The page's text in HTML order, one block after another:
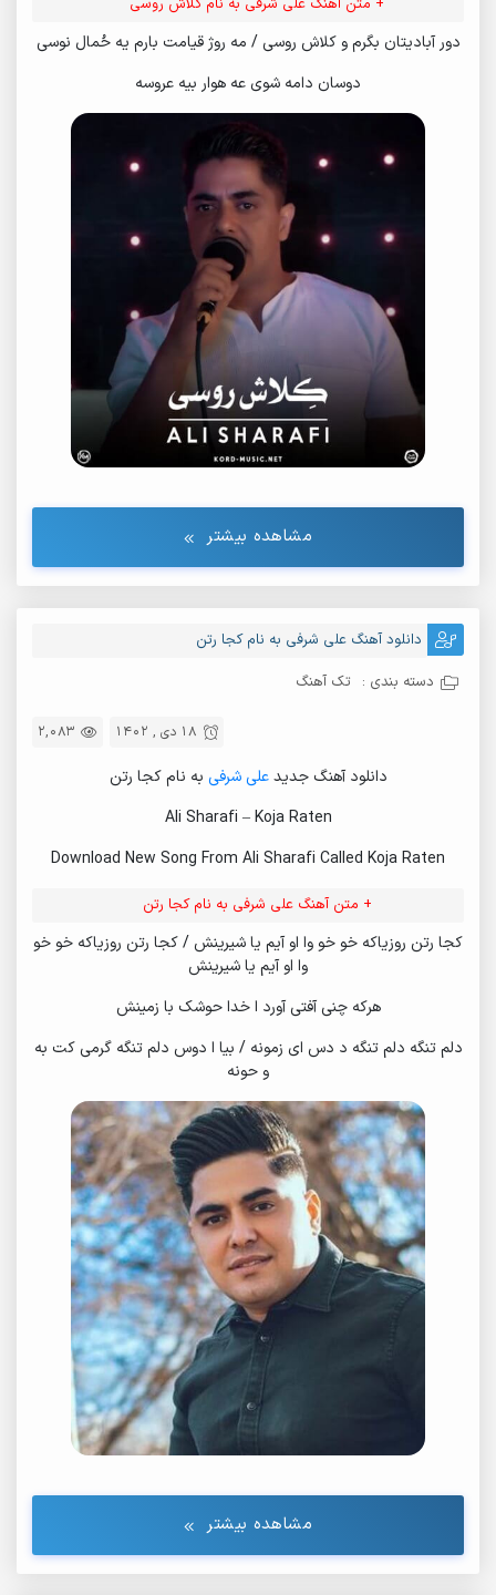
+ متن آهنگ علی شرفی به نام کلاش روسی
دور آبادیتان بگرم و کلاش روسی / مه روژ قیامت بارم یه حُمال نوسی
دوسان دامه شوی عه هوار بیه عروسه
مشاهده بیشتر
دانلود آهنگ علی شرفی به نام کجا رتن
دسته بندی : تک آهنگ
2,083 18 دی , 1402
دانلود آهنگ جدیدعلی شرفی به نام کجا رتن
Ali Sharafi – Koja Raten
Download New Song From Ali Sharafi Called Koja Raten
+ متن آهنگ علی شرفی به نام کجا رتن
کجا رتن روزیاکه خو خو وا او آیم یا شیرینش / کجا رتن روزیاکه خو خو
وا او آیم یا شیرینش
هرکه چنی آفتی آورد ا خدا حوشک با زمینش
دلم تنگه دلم تنگه د دس ای زمونه / بیا ا دوس دلم تنگه گرمی کت به
و حونه
مشاهده بیشتر